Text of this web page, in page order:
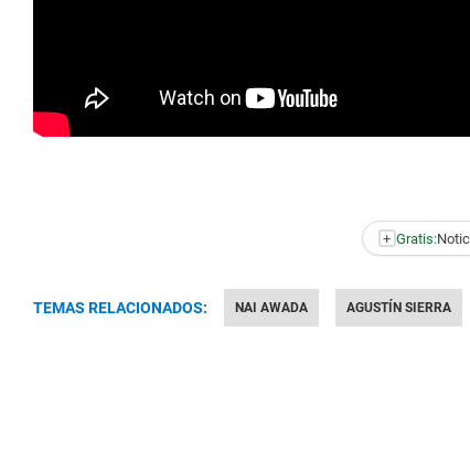
+ Gratis:
TEMAS RELACIONADOS: NAI AWADA AGUSTÍN SIERRA